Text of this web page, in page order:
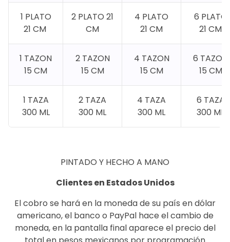
1 PLATO
21 CM
2 PLATO 21
CM
4 PLATO
21 CM
6 PLATO
21 CM
1 TAZON
15 CM
2 TAZON
15 CM
4 TAZON
15 CM
6 TAZON
15 CM
1 TAZA
300 ML
2 TAZA
300 ML
4 TAZA
300 ML
6 TAZA
300 ML
PINTADO Y HECHO A MANO
Clientes en Estados Unidos
El cobro se hará en la moneda de su país en dólar
americano, el banco o PayPal hace el cambio de
moneda, en la pantalla final aparece el precio del